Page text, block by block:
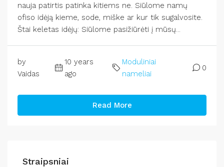
nauja patirtis patinka kitiems ne. Siūlome namų
ofiso idėją kieme, sode, miške ar kur tik sugalvosite.
Štai keletas idėjų: Siūlome pasižiūrėti į mūsų...
by
Vaidas
10 years
ago
Moduliniai
nameliai
0
Read More
Straipsniai